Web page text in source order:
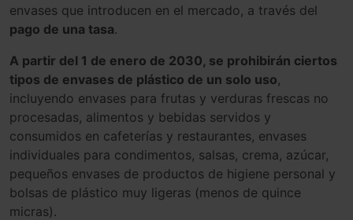
envases que introducen en el mercado, a través del
pago de una tasa.
A partir del 1 de enero de 2030, se prohibirán ciertos
tipos de envases de plástico de un solo uso,
incluyendo envases para frutas y verduras frescas no
procesadas, alimentos y bebidas servidos y
consumidos en cafeterías y restaurantes, envases
individuales para condimentos, salsas, crema, azúcar,
pequeños envases de productos de higiene personal y
bolsas de plástico muy ligeras (menos de quince
micras).